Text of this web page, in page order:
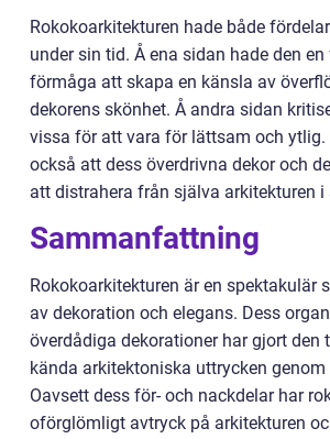
Rokokoarkitekturen hade både
under sin tid. Å ena sidan hade den
förmåga att skapa en känsla av
dekorens skönhet. Å andra sidan
vissa för att vara för lättsam och ytlig.
också att dess överdrivna dekor och
att distrahera från själva arkitekturen i
Sammanfattning
Rokokoarkitekturen är en spektakulär
av dekoration och elegans. Dess
överdådiga dekorationer har gjort den
kända arkitektoniska uttrycken genom
Oavsett dess för- och nackdelar har
oförglömligt avtryck på arkitekturen